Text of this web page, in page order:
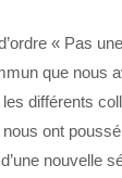
« Pas
que nous
différents
ont
nouvelle